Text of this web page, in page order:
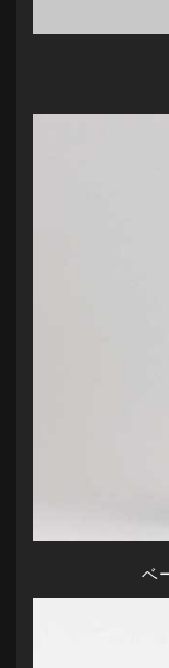
ベ